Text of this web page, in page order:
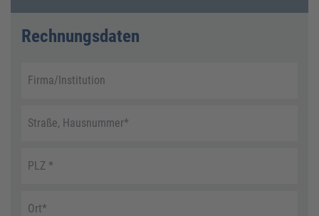
Rechnungsdaten
Firma/Institution
Straße, Hausnummer*
PLZ *
Ort*